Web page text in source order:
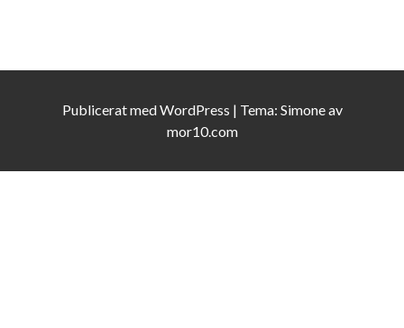
Publicerat medWordPress | Tema: Simoneav
mor10.com